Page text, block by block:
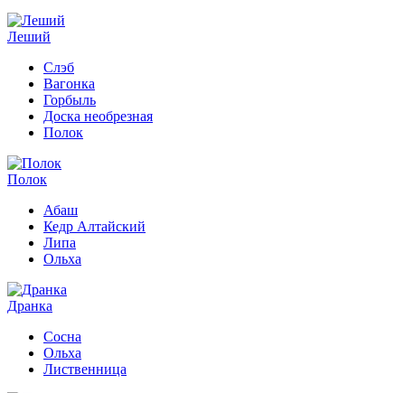
Леший
Слэб
Вагонка
Горбыль
Доска необрезная
Полок
Полок
Абаш
Кедр Алтайский
Липа
Ольха
Дранка
Сосна
Ольха
Лиственница